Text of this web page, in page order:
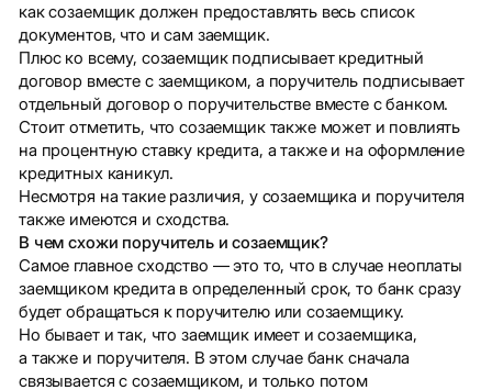
как созаемщик должен предоставлять весь список
документов, что и сам заемщик.
Плюс ко всему, созаемщик подписывает кредитный
договор вместе с заемщиком, а поручитель подписывает
отдельный договор о поручительстве вместе с банком.
Стоит отметить, что созаемщик также может и повлиять
на процентную ставку кредита, а также и на оформление
кредитных каникул.
Несмотря на такие различия, у созаемщика и поручителя
также имеются и сходства.
В чем схожи поручитель и созаемщик?
Самое главное сходство — это то, что в случае неоплаты
заемщиком кредита в определенный срок, то банк сразу
будет обращаться к поручителю или созаемщику.
Но бывает и так, что заемщик имеет и созаемщика,
а также и поручителя. В этом случае банк сначала
связывается с созаемщиком, и только потом